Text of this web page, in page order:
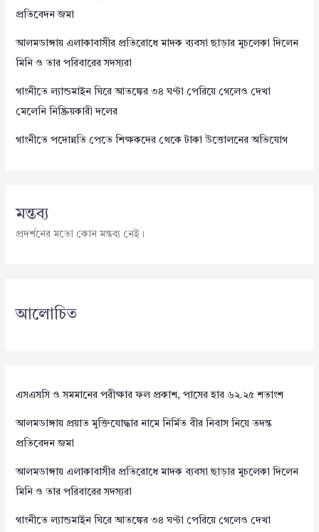
প্রতিবেদন জমা
আলমডাঙ্গায় এলাকাবাসীর প্রতিরোধে মাদক ব্যবসা ছাড়ার মুচলেকা দিলেন
মিনি ও তার পরিবারের সদস্যরা
গাংনীতে ল্যান্ডমাইন ঘিরে আতঙ্কের ৩৪ ঘণ্টা পেরিয়ে গেলেও দেখা
মেলেনি নিষ্ক্রিয়কারী দলের
গাংনীতে পদোন্নতি পেতে শিক্ষকদের থেকে টাকা উত্তোলনের অভিযোগ
মন্তব্য
প্রদর্শনের মতো কোন মন্তব্য নেই।
আলোচিত
এসএসসি ও সমমানের পরীক্ষার ফল প্রকাশ, পাসের হার ৬২.২৫ শতাংশ
আলমডাঙ্গায় প্রয়াত মুক্তিযোদ্ধার নামে নির্মিত বীর নিবাস নিয়ে তদন্ত
প্রতিবেদন জমা
আলমডাঙ্গায় এলাকাবাসীর প্রতিরোধে মাদক ব্যবসা ছাড়ার মুচলেকা দিলেন
মিনি ও তার পরিবারের সদস্যরা
গাংনীতে ল্যান্ডমাইন ঘিরে আতঙ্কের ৩৪ ঘণ্টা পেরিয়ে গেলেও দেখা